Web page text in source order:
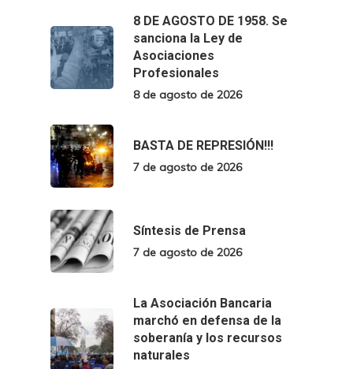
8 DE AGOSTO DE 1958. Se
sanciona la Ley de
Asociaciones
Profesionales
8 de agosto de 2026
BASTA DE REPRESIÓN!!!
7 de agosto de 2026
Síntesis de Prensa
7 de agosto de 2026
La Asociación Bancaria
marchó en defensa de la
soberanía y los recursos
naturales